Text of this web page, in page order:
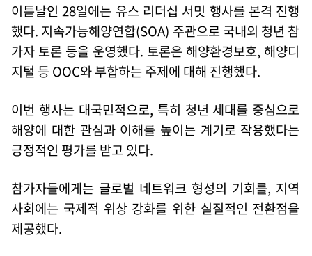
이튿날인 28일에는 유스 리더십 서밋 행사를 본격 진행
했다. 지속가능해양연합(SOA) 주관으로 국내외 청년 참
가자 토론 등을 운영했다. 토론은 해양환경보호, 해양디
지털 등 OOC와 부합하는 주제에 대해 진행했다.
이번 행사는 대국민적으로, 특히 청년 세대를 중심으로
해양에 대한 관심과 이해를 높이는 계기로 작용했다는
긍정적인 평가를 받고 있다.
참가자들에게는 글로벌 네트워크 형성의 기회를, 지역
사회에는 국제적 위상 강화를 위한 실질적인 전환점을
제공했다.